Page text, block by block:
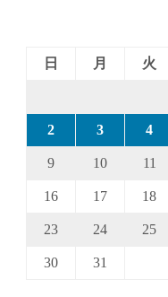
日
月 火
2 3 4
9 10 11
16 17 18
23 24 25
30 31